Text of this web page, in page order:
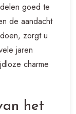
goed te
de aandacht
zorgt u
jaren
charme
het